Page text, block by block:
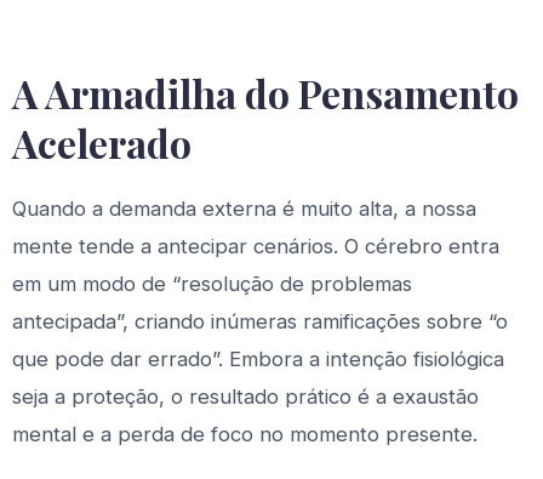
A Armadilha do Pensamento
Acelerado
Quando a demanda externa é muito alta, a nossa
mente tende a antecipar cenários. O cérebro entra
em um modo de “resolução de problemas
antecipada”, criando inúmeras ramificações sobre “o
que pode dar errado”. Embora a intenção fisiológica
seja a proteção, o resultado prático é a exaustão
mental e a perda de foco no momento presente.